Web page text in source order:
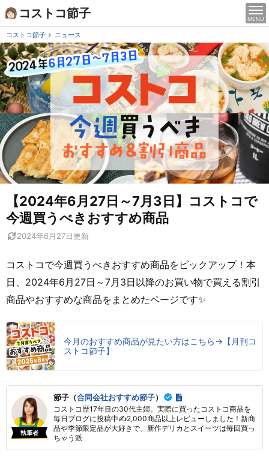
Skip
to
content
コストコ節子 MENU
コストコ節子 ニュース
【2024年6月27日～7月3日】コストコで
今週買うべきおすすめ商品
2024年6月27日更新
コストコで今週買うべきおすすめ商品をピックアップ！本
日、2024年6月27日～7月3日以降のお買い物で買える割引
商品やおすすめな商品をまとめたページです✨
今月のおすすめ商品が見たい方はこちら→【月刊コ
ストコ節子】
執筆者
節子（合同会社おすすめ節子）
コストコ歴17年目の30代主婦。実際に買ったコストコ商品を
毎日ブログに投稿中✍2,000商品以上レビューしました！新商
品や季節限定品が大好きで、新作デリカとスイーツは毎回買っ
ちゃう派